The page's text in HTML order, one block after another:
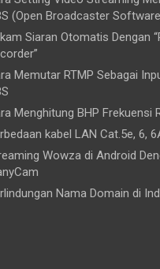
(Open Broadcaster
Siaran Otomatis Dengan
Memutar RTMP Sebagai
Menghitung BHP Frekuensi
kabel LAN Cat.5e, 6,
Wowza di Android
Nama Domain di